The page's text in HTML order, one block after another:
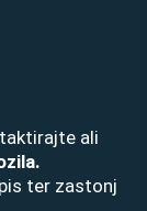
ali
.
ter zastonj